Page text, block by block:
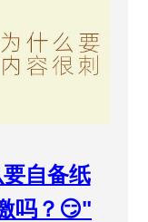
自备纸
吗？😏"